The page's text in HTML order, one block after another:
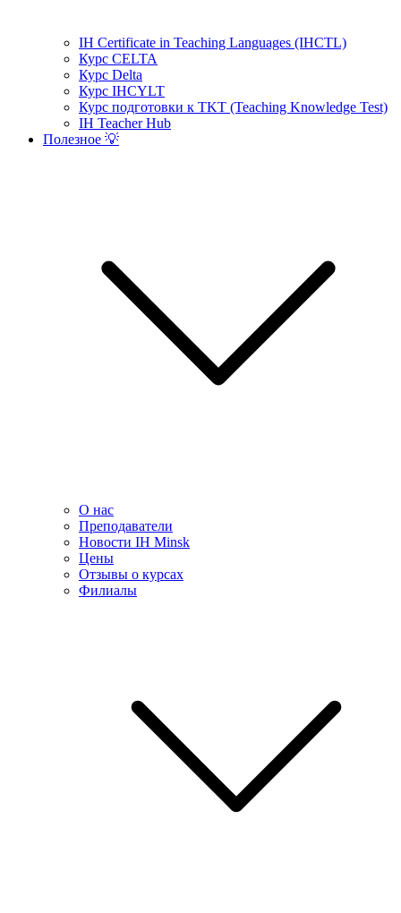
IH Certificate in Teaching Languages (IHCTL)
Курс CELTA
Курс Delta
Курс IHCYLT
Курс подготовки к TKT (Teaching Knowledge Test)
IH Teacher Hub
Полезное 💡
О нас
Преподаватели
Новости IH Minsk
Цены
Отзывы о курсах
Филиалы